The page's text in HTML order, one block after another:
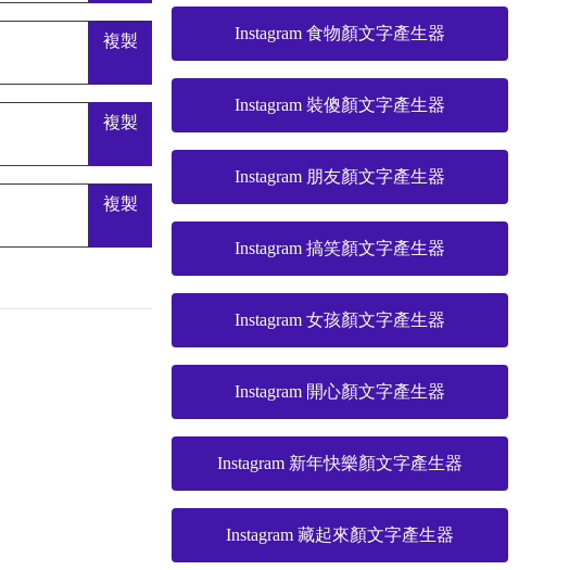
複製
複製
複製
Instagram 食物顏文字產生器
Instagram 裝傻顏文字產生器
Instagram 朋友顏文字產生器
Instagram 搞笑顏文字產生器
Instagram 女孩顏文字產生器
Instagram 開心顏文字產生器
Instagram 新年快樂顏文字產生器
Instagram 藏起來顏文字產生器